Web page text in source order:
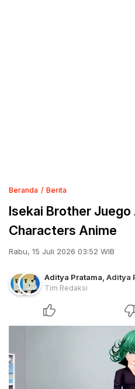
Beranda Berita
Isekai Brother
Characters Anime
Rabu, 15 Juli 2026 03:52 WIB
Aditya Pratama Aditya
Tim Redaksi